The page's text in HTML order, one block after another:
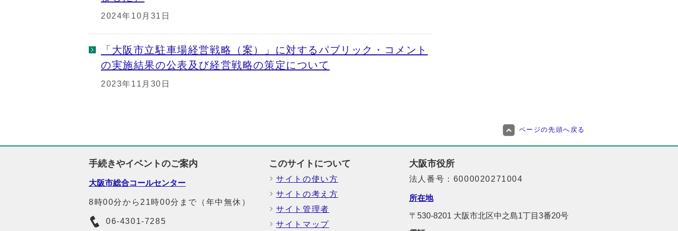
2024年10月31日
「大阪市立駐車場経営戦略（案）」に対するパブリック・コメント
の実施結果の公表及び経営戦略の策定について
2023年11月30日
ページの先頭へ戻る
手続きやイベントのご案内
大阪市総合コールセンター
8時00分から21時00分まで（年中無休）
06-4301-7285
このサイトについて
サイトの使い方
サイトの考え方
サイト管理者
サイトマップ
大阪市役所
法人番号：6000020271004
所在地
〒530-8201 大阪市北区中之島1丁目3番20号